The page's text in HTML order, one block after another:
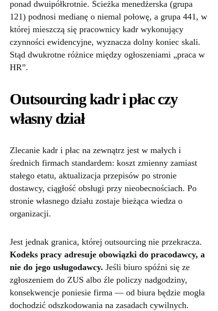
ponad dwuipółkrotnie. Ścieżka menedżerska (grupa
121) podnosi medianę o niemal połowę, a grupa 441, w
której mieszczą się pracownicy kadr wykonujący
czynności ewidencyjne, wyznacza dolny koniec skali.
Stąd dwukrotne różnice między ogłoszeniami „praca w
HR”.
Outsourcing kadr i płac czy
własny dział
Zlecanie kadr i płac na zewnątrz jest w małych i
średnich firmach standardem: koszt zmienny zamiast
stałego etatu, aktualizacja przepisów po stronie
dostawcy, ciągłość obsługi przy nieobecnościach. Po
stronie własnego działu zostaje bieżąca wiedza o
organizacji.
Jest jednak granica, której outsourcing nie przekracza.
Kodeks pracy adresuje obowiązki do pracodawcy, a
nie do jego usługodawcy. Jeśli biuro spóźni się ze
zgłoszeniem do ZUS albo źle policzy nadgodziny,
konsekwencje poniesie firma — od biura będzie mogła
dochodzić odszkodowania na zasadach cywilnych.